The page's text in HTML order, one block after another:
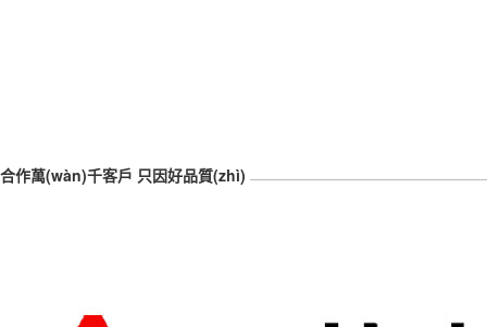
合作萬(wàn)千客戶 只因好品質(zhì)